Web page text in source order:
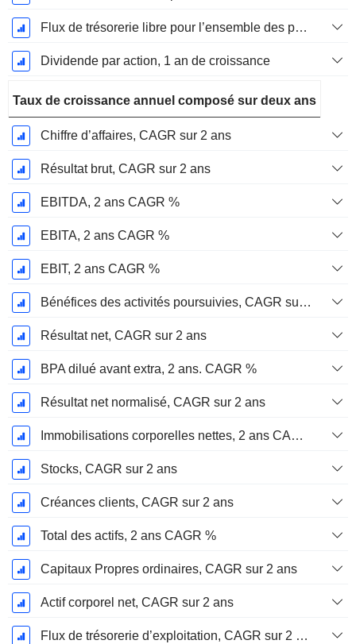
Flux de trésorerie libre pour l’ensemble des pourvoyeurs de fonds (créanciers et actionnaires) FCFF, Croissance 1 an
Dividende par action, 1 an de croissance
Taux de croissance annuel composé sur deux ans
Chiffre d’affaires, CAGR sur 2 ans
Résultat brut, CAGR sur 2 ans
EBITDA, 2 ans CAGR %
EBITA, 2 ans CAGR %
EBIT, 2 ans CAGR %
Bénéfices des activités poursuivies, CAGR sur 2 ans
Résultat net, CAGR sur 2 ans
BPA dilué avant extra, 2 ans. CAGR %
Résultat net normalisé, CAGR sur 2 ans
Immobilisations corporelles nettes, 2 ans CAGR %
Stocks, CAGR sur 2 ans
Créances clients, CAGR sur 2 ans
Total des actifs, 2 ans CAGR %
Capitaux Propres ordinaires, CAGR sur 2 ans
Actif corporel net, CAGR sur 2 ans
Flux de trésorerie d’exploitation, CAGR sur 2 ans